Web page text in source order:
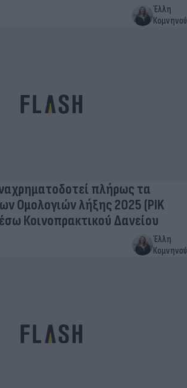
Έλλη
Κομνηνού
πλήρως τα
Ομολογιών λήξης 2025 (PIK
Κοινοπρακτικού Δανείου
Έλλη
Κομνηνού